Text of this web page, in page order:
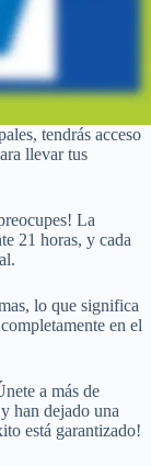
tendrás acceso
llevar tus
La
21 horas, y cada
lo que significa
en el
a más de
han dejado una
está garantizado!